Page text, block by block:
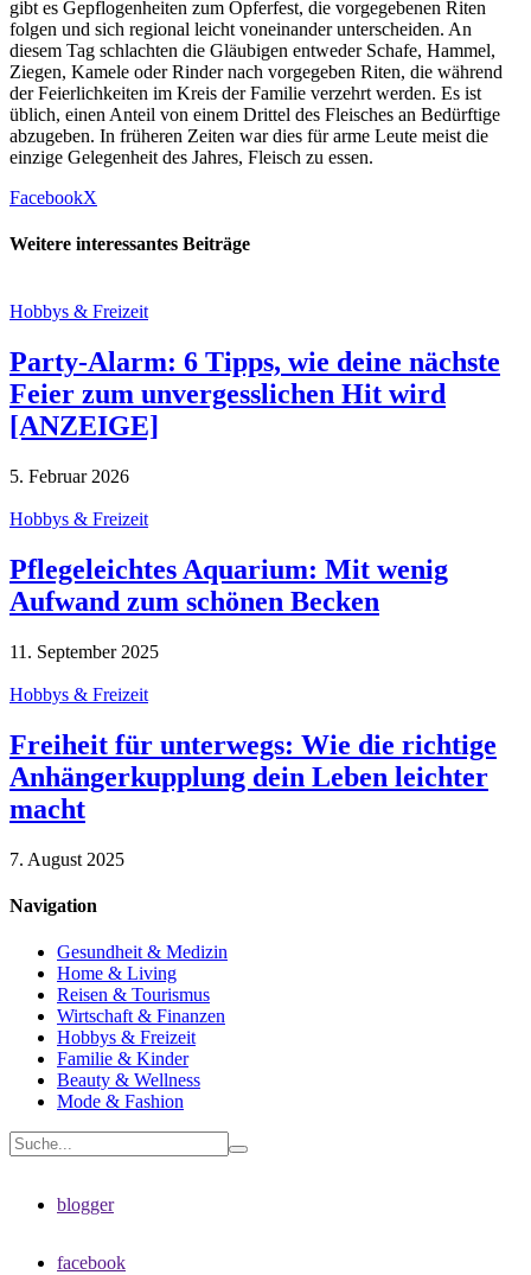
gibt es Gepflogenheiten zum Opferfest, die vorgegebenen Riten
folgen und sich regional leicht voneinander unterscheiden. An
diesem Tag schlachten die Gläubigen entweder Schafe, Hammel,
Ziegen, Kamele oder Rinder nach vorgegeben Riten, die während
der Feierlichkeiten im Kreis der Familie verzehrt werden. Es ist
üblich, einen Anteil von einem Drittel des Fleisches an Bedürftige
abzugeben. In früheren Zeiten war dies für arme Leute meist die
einzige Gelegenheit des Jahres, Fleisch zu essen.
FacebookX
Weitere interessantes Beiträge
Hobbys & Freizeit
Party-Alarm: 6 Tipps, wie deine nächste
Feier zum unvergesslichen Hit wird
[ANZEIGE]
5. Februar 2026
Hobbys & Freizeit
Pflegeleichtes Aquarium: Mit wenig
Aufwand zum schönen Becken
11. September 2025
Hobbys & Freizeit
Freiheit für unterwegs: Wie die richtige
Anhängerkupplung dein Leben leichter
macht
7. August 2025
Navigation
Gesundheit & Medizin
Home & Living
Reisen & Tourismus
Wirtschaft & Finanzen
Hobbys & Freizeit
Familie & Kinder
Beauty & Wellness
Mode & Fashion
blogger
facebook